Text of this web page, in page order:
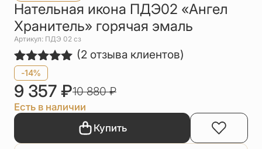
Нательная икона ПДЭ02 «Ангел
Хранитель» горячая эмаль
Артикул: ПДЭ 02 сз
Рейтинг
5.00из 5
на основе
опроса
2
пользователей
(2 отзыва клиентов)
-14%
9 357 ₽10 880₽
Есть в наличии
Купить